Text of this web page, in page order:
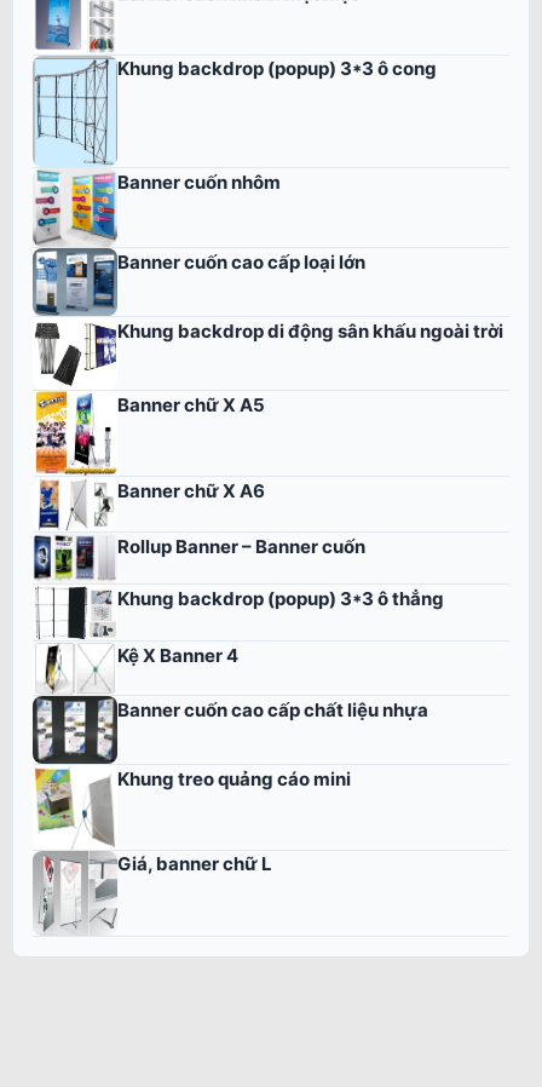
Khung backdrop (popup) 3*3 ô cong
Banner cuốn nhôm
Banner cuốn cao cấp loại lớn
Khung backdrop di động sân khấu ngoài trời
Banner chữ X A5
Banner chữ X A6
Rollup Banner – Banner cuốn
Khung backdrop (popup) 3*3 ô thẳng
Kệ X Banner 4
Banner cuốn cao cấp chất liệu nhựa
Khung treo quảng cáo mini
Giá, banner chữ L